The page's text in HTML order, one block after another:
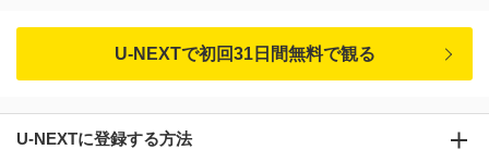
U-NEXTで初回31日間無料で観る
U-NEXTに登録する方法